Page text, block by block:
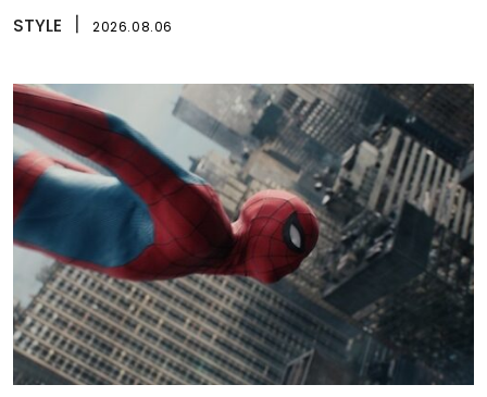
STYLE 2026.08.06